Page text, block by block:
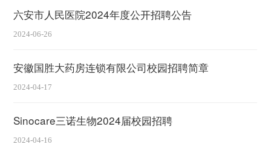
六安市人民医院2024年度公开招聘公告
2024-06-26
安徽国胜大药房连锁有限公司校园招聘简章
2024-04-17
Sinocare三诺生物2024届校园招聘
2024-04-16